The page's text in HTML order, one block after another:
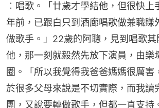
︰唱歌。「廿歲才學結他，但很快上
年前，已跟白只到酒廊唱歌做兼職賺
做歌手。」22歲的阿聰，見到唱歌
他，那一刻就毅然先放下演員，由樂
圈。「所以我覺得我爸爸媽媽很厲害
於很多父母來說是不切實際，而我讀
團，又說要轉做歌手，但都一直支持